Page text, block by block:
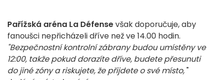
Pařížská aréna La Défensevšak doporučuje, aby
fanoušci nepřicházeli dříve než ve 14.00 hodin.
"Bezpečnostní kontrolní zábrany budou umístěny ve
12:00, takže pokud dorazíte dříve, budete přesunuti
do jiné zóny a riskujete, že přijdete o své místo,"